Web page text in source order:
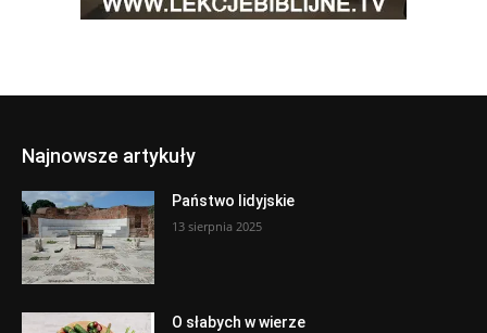
Najnowsze artykuły
Państwo lidyjskie
13 sierpnia 2025
O słabych w wierze